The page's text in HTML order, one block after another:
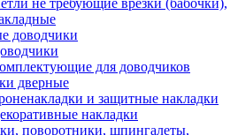
не требующие врезки (бабочки),
доводчики
для доводчиков
дверные
и защитные накладки
накладки
поворотники, шпингалеты,